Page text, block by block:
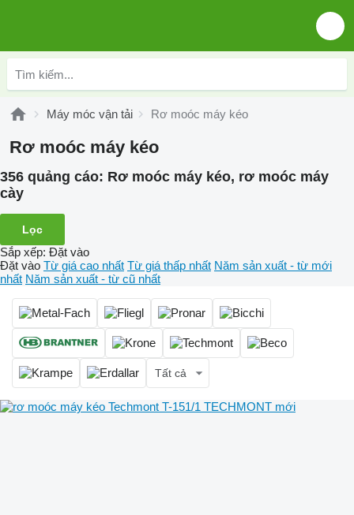
Máy móc vận tải Rơ moóc máy kéo
Rơ moóc máy kéo
356 quảng cáo: Rơ moóc máy kéo, rơ moóc máy
cày
Lọc
Sắp xếp: Đặt vào
Đặt vào Từ giá cao nhất Từ giá thấp nhất Năm sản xuất - từ mới
nhất Năm sản xuất - từ cũ nhất
Tất cả